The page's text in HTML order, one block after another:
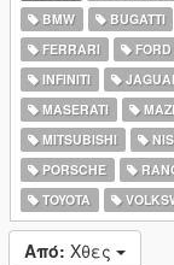
BMW
BUGATTI
FERRARI
FORD
INFINITI
MASERATI
MITSUBISHI
PORSCHE
TOYOTA
Από: Χθες